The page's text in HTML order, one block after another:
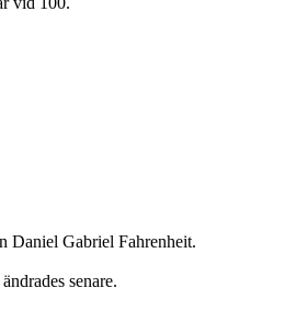
Daniel Gabriel Fahrenheit.
senare.